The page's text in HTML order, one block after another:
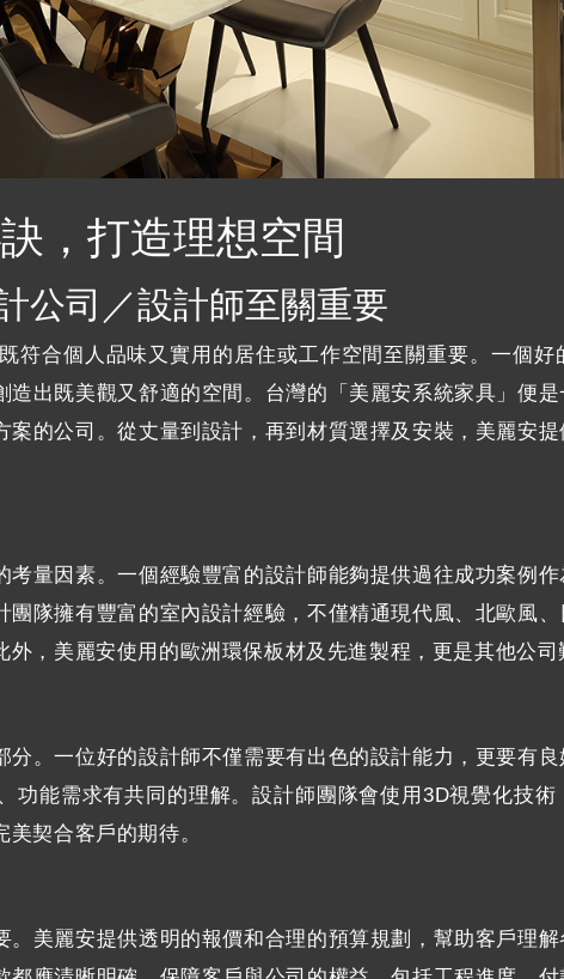
，打造理想空間
公司／設計師至關重要
符合個人品味又實用的居住或工作空間至關重要。一個
出既美觀又舒適的空間。台灣的「美麗安系統家具」便
的公司。從丈量到設計，再到材質選擇及安裝，美麗安
量因素。一個經驗豐富的設計師能夠提供過往成功案例
隊擁有豐富的室內設計經驗，不僅精通現代風、北歐風
，美麗安使用的歐洲環保板材及先進製程，更是其他公司
。一位好的設計師不僅需要有出色的設計能力，更要有
功能需求有共同的理解。設計師團隊會使用3D視覺化技
契合客戶的期待。
美麗安提供透明的報價和合理的預算規劃，幫助客戶理